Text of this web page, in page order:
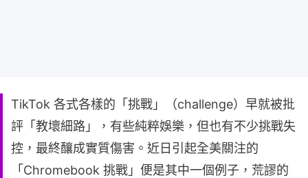
TikTok 各式各樣的「挑戰」（challenge）早就被批
評「教壞細路」，有些純粹娛樂，但也有不少挑戰失
控，最終釀成實質傷害。近日引起全美關注的
「Chromebook 挑戰」便是其中一個例子，荒謬的